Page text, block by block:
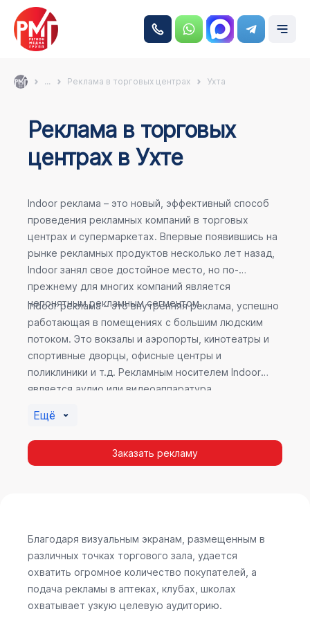
... Реклама в торговых центрах Ухта
Реклама в торговых
центрах в Ухте
Indoor реклама – это новый, эффективный способ
проведения рекламных компаний в торговых
центрах и супермаркетах. Впервые появившись на
рынке рекламных продуктов несколько лет назад,
Indoor занял свое достойное место, но по-
прежнему для многих компаний является
непонятным рекламным сегментом.
Indoor реклама – это внутренняя реклама, успешно
работающая в помещениях с большим людским
потоком. Это вокзалы и аэропорты, кинотеатры и
спортивные дворцы, офисные центры и
поликлиники и т.д. Рекламным носителем Indoor
является аудио или видеоаппаратура,
эффективность приносит такой вид рекламы в
местах продаж, поскольку воздействие на
покупателя в момент выбора товара наиболее
Indoor рекламы.
Ещё
Заказать рекламу
Благодаря визуальным экранам, размещенным в
различных точках торгового зала, удается
охватить огромное количество покупателей, а
подача рекламы в аптеках, клубах, школах
охватывает узкую целевую аудиторию.